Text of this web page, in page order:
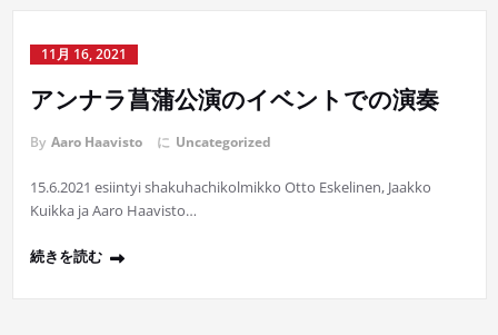
11月 16, 2021
アンナラ菖蒲公演のイベントでの演奏
By Aaro Haavisto に Uncategorized
15.6.2021 esiintyi shakuhachikolmikko Otto Eskelinen, Jaakko
Kuikka ja Aaro Haavisto…
続きを読む